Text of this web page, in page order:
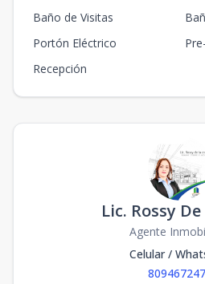
Baño de Visitas
Portón Eléctrico
Recepción
Lic. Rossy
Agente
Celular /